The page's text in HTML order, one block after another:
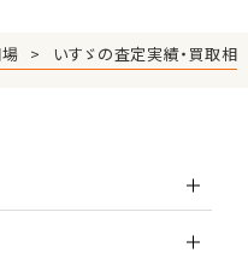
いすゞの査定実績・買取相